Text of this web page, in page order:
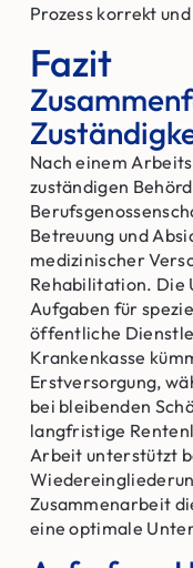
Prozess korrekt
Fazit
Nach einem
zuständigen
Betreuung und
medizinischer
Rehabilitation. Die
Aufgaben für
öffentliche
Krankenkasse
Erstversorgung,
bei bleibenden
langfristige
Arbeit unterstützt
Zusammenarbeit
eine optimale